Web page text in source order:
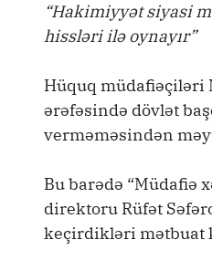
“Hakimiyyət siyasi
hissləri ilə oynayır”
Hüquq müdafiəçiləri
ərəfəsində dövlət
verməməsindən
Bu barədə “Müdafiə
direktoru Rüfət
keçirdikləri mətbuat